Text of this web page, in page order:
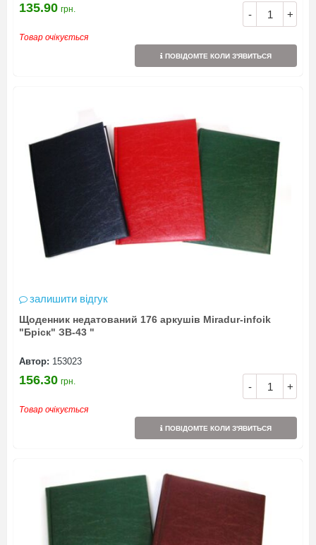
- +
135.90 грн.
Товар очікується
ПОВІДОМТЕ КОЛИ З'ЯВИТЬСЯ
залишити відгук
Щоденник недатований 176 аркушів Miradur-infoik
"Бріск" ЗВ-43 "
Автор: 153023
- +
156.30 грн.
Товар очікується
ПОВІДОМТЕ КОЛИ З'ЯВИТЬСЯ